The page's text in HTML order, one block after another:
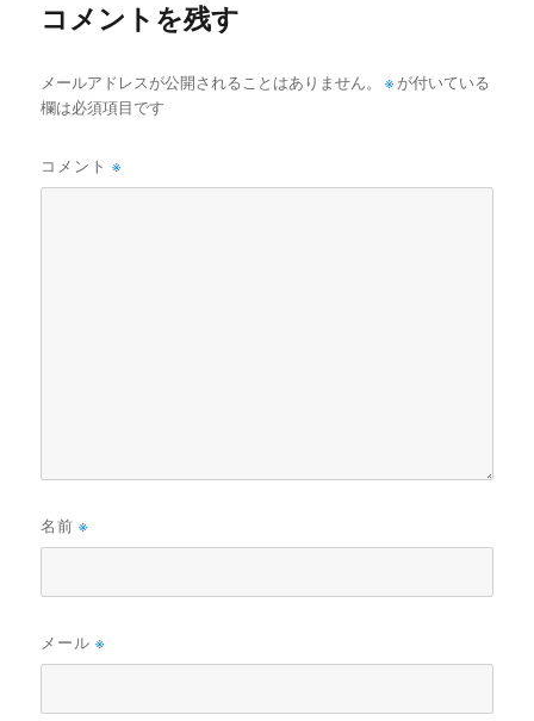
コメントを残す
メールアドレスが公開されることはありません。 ※ が付いている
欄は必須項目です
コメント※
名前※
メール※